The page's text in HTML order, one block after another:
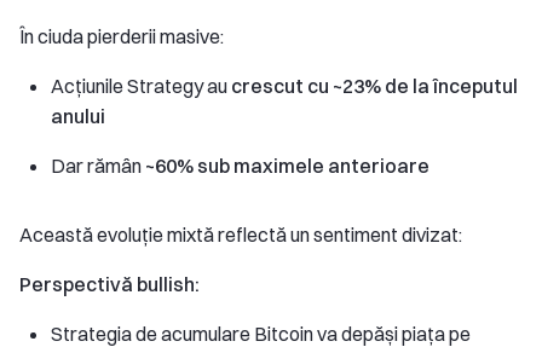
În ciuda pierderii masive:
Acțiunile Strategy au crescut cu ~23% de la începutul
anului
Dar rămân ~60% sub maximele anterioare
Această evoluție mixtă reflectă un sentiment divizat:
Perspectivă bullish:
Strategia de acumulare Bitcoin va depăși piața pe